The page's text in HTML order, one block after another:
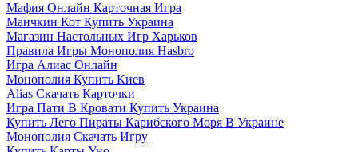
Мафия Онлайн Карточная Игра
Манчкин Кот Купить Украина
Магазин Настольных Игр Харьков
Правила Игры Монополия Hasbro
Игра Алиас Онлайн
Монополия Купить Киев
Alias Скачать Карточки
Игра Пати В Кровати Купить Украина
Купить Лего Пираты Карибского Моря В Украине
Монополия Скачать Игру